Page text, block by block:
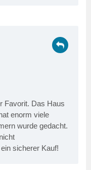
Favorit. Das Haus
enorm viele
wurde gedacht.
sicherer Kauf!